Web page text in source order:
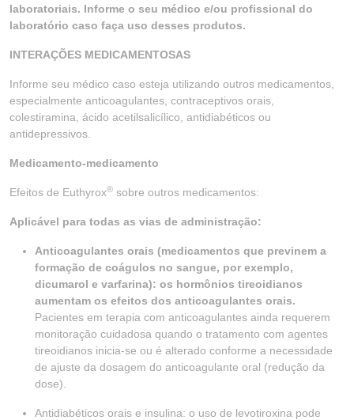
laboratoriais. Informe o seu médico e/ou profissional do
laboratório caso faça uso desses produtos.
INTERAÇÕES MEDICAMENTOSAS
Informe seu médico caso esteja utilizando outros medicamentos,
especialmente anticoagulantes, contraceptivos orais,
colestiramina, ácido acetilsalicílico, antidiabéticos ou
antidepressivos.
Medicamento-medicamento
Efeitos de Euthyrox® sobre outros medicamentos:
Aplicável para todas as vias de administração:
Anticoagulantes orais (medicamentos que previnem a
formação de coágulos no sangue, por exemplo,
dicumarol e varfarina): os hormônios tireoidianos
aumentam os efeitos dos anticoagulantes orais.
Pacientes em terapia com anticoagulantes ainda requerem
monitoração cuidadosa quando o tratamento com agentes
tireoidianos inicia-se ou é alterado conforme a necessidade
de ajuste da dosagem do anticoagulante oral (redução da
dose).
Antidiabéticos orais e insulina: o uso de levotiroxina pode